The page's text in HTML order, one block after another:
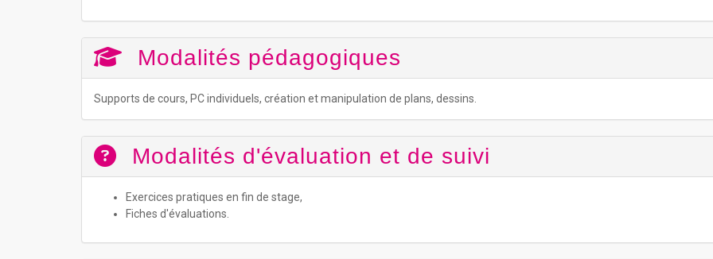
Modalités pédagogiques
Supports de cours, PC individuels, création et manipulation de plans, dessins.
Modalités d'évaluation et de suivi
Exercices pratiques en fin de stage,
Fiches d'évaluations.